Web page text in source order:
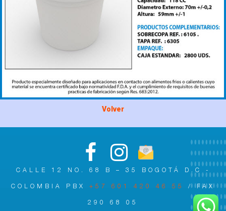
Volver
CALLE 12 NO. 68 B – 35 BOGOTÁ D.C -
COLOMBIA PBX +57 601 420 46 55 / FAX
290 68 05